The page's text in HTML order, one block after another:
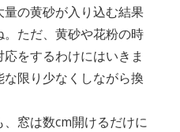
の黄砂が入り込む結果
ただ、黄砂や花粉の時
をするわけにはいきま
限り少なくしながら換
窓は数cm開けるだけに